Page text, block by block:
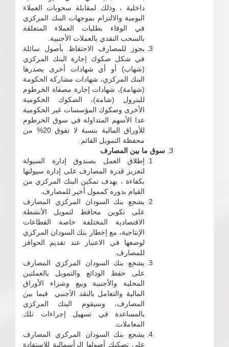
داخلية ، وذلك لمقابلة سحوبات العملاء
اليومية والالتزام بموجهات البنك المركزي
في الوفاء بطلبات العملاء المتعلقة
بالسحب النقدي بالعملات الأجنبية.
يجوز للمصارف الاحتفاظ بأصول سائلة
في شكل صكوك إجارة البنك المركزي
(شهاب) أو أي شهادات أخرى يصدرها
البنك المركزي، شهادات مشاركة الحكومة
(شهامة)، شهادات إجارة مصفاة الخرطوم
للبترول (شامة)، الصكوك الحكومية
الأخرى وصكوك المؤسسات غير الحكومية
عدا الأسهم المتداولة في سوق الخرطوم
للأوراق المالية بنسبة لا تفوق 20% من
محفظة التمويل القائم.
سوق ما بين المصارف
إطلاق العمل بصندوق إدارة السيولة
لتعزيز قدرة المصارف على إدارة سيولتها
بكفاءة ، بهدف تمكين البنك المركزي من
القيام بدوره كممول أخير للمصارف.
يشجع بنك السودان المركزي المصارف
على تكوين محافظ لتمويل الأنشطة
الاقتصادية المختلفة خاصة القطاعات
الإنتاجية، مع إخطار بنك السودان المركزي
لوضعها في الاعتبار عند تقديم الحوافز
للمصارف.
يشجع بنك السودان المركزي المصارف
على حفظ الودائع والتمويل بالعملتين
المحلية والأجنبية وبيع وشراء الأوراق
المالية والتعامل بالنقد الأجنبي فيما بين
المصارف، وسيقوم البنك المركزي
بالمساعدة في تسهيل إجراءات تلك
المعاملات.
يشجع بنك السودان المركزي المصارف
على تصكيك أصولها الرأسمالية للاستفادة